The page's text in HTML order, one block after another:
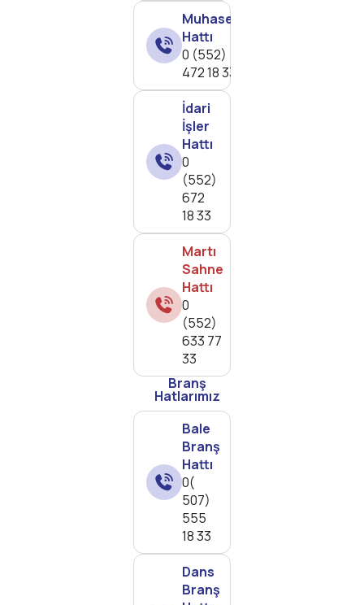
Muhasebe
Hattı
0 (552)
472 18 33
İdari
İşler
Hattı
0
(552)
672
18 33
Martı
Sahne
Hattı
0
(552)
633 77
33
Branş
Hatlarımız
Bale
Branş
Hattı
0(
507)
555
18 33
Dans
Branş